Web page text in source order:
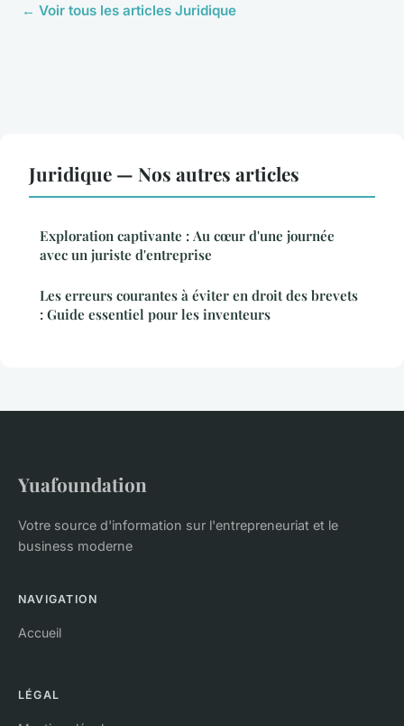
← Voir tous les articles Juridique
Juridique — Nos autres articles
Exploration captivante : Au cœur d'une journée
avec un juriste d'entreprise
Les erreurs courantes à éviter en droit des brevets
: Guide essentiel pour les inventeurs
Yuafoundation
Votre source d'information sur l'entrepreneuriat et le
business moderne
NAVIGATION
Accueil
LÉGAL